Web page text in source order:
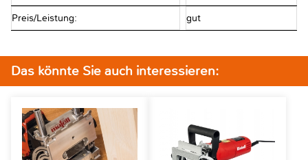
Preis/Leistung: gut
Das könnte Sie auch interessieren: